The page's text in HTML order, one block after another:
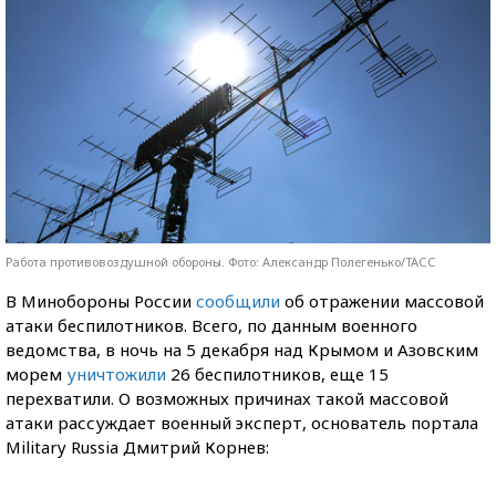
Работа противовоздушной обороны. Фото: Александр Полегенько/ТАСС
В Минобороны России сообщили об отражении массовой
атаки беспилотников. Всего, по данным военного
ведомства, в ночь на 5 декабря над Крымом и Азовским
морем уничтожили 26 беспилотников, еще 15
перехватили. О возможных причинах такой массовой
атаки рассуждает военный эксперт, основатель портала
Military Russia Дмитрий Корнев: